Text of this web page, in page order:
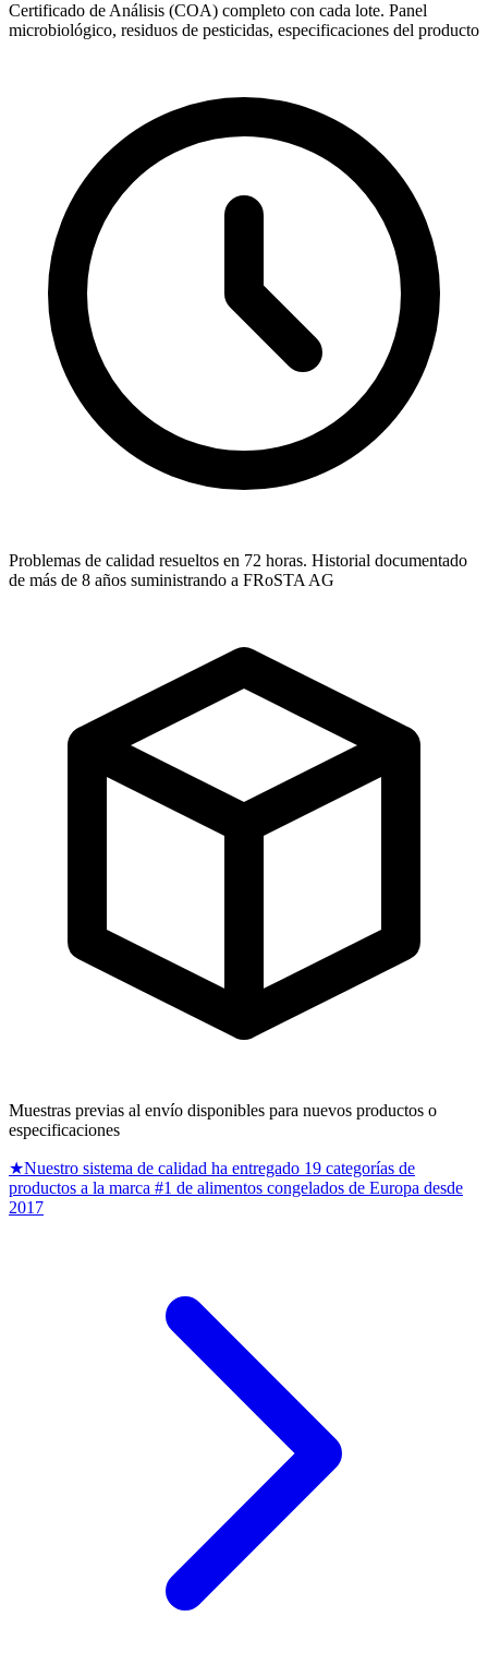
Certificado de Análisis (COA) completo con cada lote. Panel
microbiológico, residuos de pesticidas, especificaciones del producto
Problemas de calidad resueltos en 72 horas. Historial documentado
de más de 8 años suministrando a FRoSTA AG
Muestras previas al envío disponibles para nuevos productos o
especificaciones
★Nuestro sistema de calidad ha entregado 19 categorías de
productos a la marca #1 de alimentos congelados de Europa desde
2017